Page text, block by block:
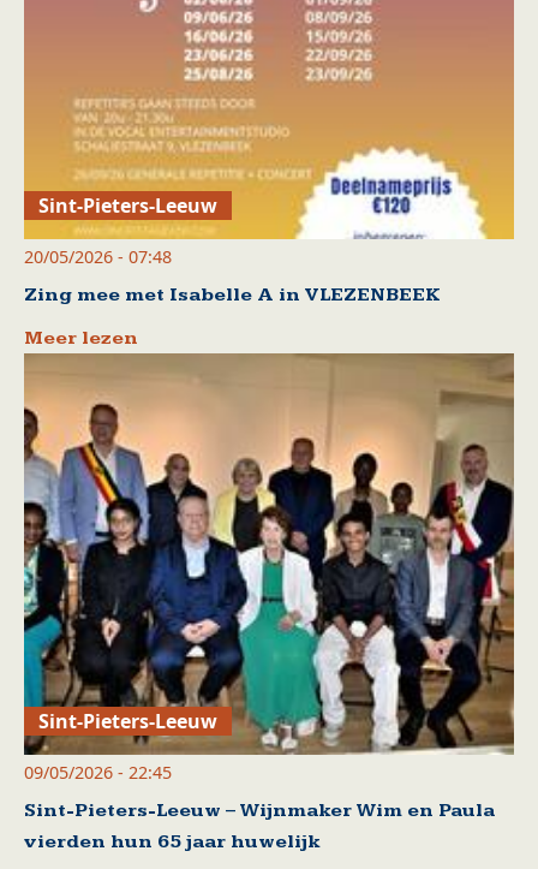
Sint-Pieters-Leeuw
20/05/2026 - 07:48
Zing mee met Isabelle A in VLEZENBEEK
Meer lezen
Sint-Pieters-Leeuw
09/05/2026 - 22:45
Sint-Pieters-Leeuw – Wijnmaker Wim en Paula
vierden hun 65 jaar huwelijk